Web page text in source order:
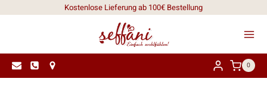
Kostenlose Lieferung ab 100€ Bestellung
0